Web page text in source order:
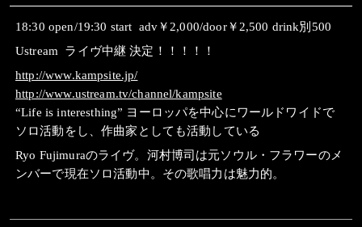
18:30 open/19:30 start adv￥2,000/door￥2,500 drink別500
Ustream ライヴ中継 決定！！！！！
http://www.kampsite.jp/
http://www.ustream.tv/channel/kampsite
“Life is interesthing” ヨーロッパを中心にワールドワイドで
ソロ活動をし、作曲家としても活動している
Ryo Fujimuraのライヴ。河村博司は元ソウル・フラワーのメ
ンバーで現在ソロ活動中。その歌唱力は魅力的。